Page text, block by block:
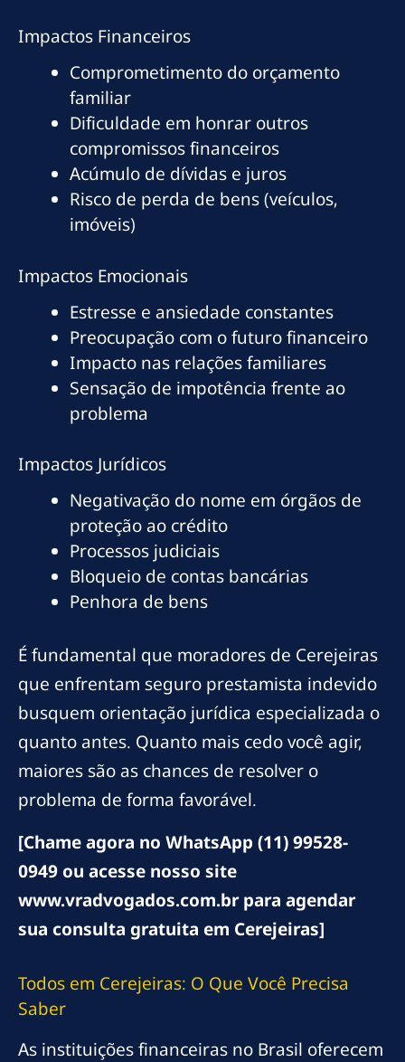
Impactos Financeiros
Comprometimento do orçamento
familiar
Dificuldade em honrar outros
compromissos financeiros
Acúmulo de dívidas e juros
Risco de perda de bens (veículos,
imóveis)
Impactos Emocionais
Estresse e ansiedade constantes
Preocupação com o futuro financeiro
Impacto nas relações familiares
Sensação de impotência frente ao
problema
Impactos Jurídicos
Negativação do nome em órgãos de
proteção ao crédito
Processos judiciais
Bloqueio de contas bancárias
Penhora de bens
É fundamental que moradores de Cerejeiras
que enfrentam seguro prestamista indevido
busquem orientação jurídica especializada o
quanto antes. Quanto mais cedo você agir,
maiores são as chances de resolver o
problema de forma favorável.
[Chame agora no WhatsApp (11) 99528-
0949 ou acesse nosso site
www.vradvogados.com.br para agendar
sua consulta gratuita em Cerejeiras]
Todos em Cerejeiras: O Que Você Precisa
Saber
As instituições financeiras no Brasil oferecem